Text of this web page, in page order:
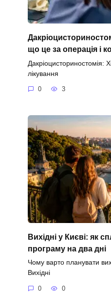
що це за операція і
Дакріоцисториностомія:
лікування
0 3
Вихідні у Києві: як
програму на два дні
Чому варто планувати
Вихідні
0 0